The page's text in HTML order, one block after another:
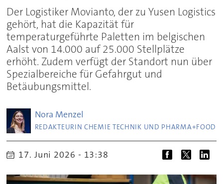
Der Logistiker Movianto, der zu Yusen Logistics
gehört, hat die Kapazität für
temperaturgeführte Paletten im belgischen
Aalst von 14.000 auf 25.000 Stellplätze
erhöht. Zudem verfügt der Standort nun über
Spezialbereiche für Gefahrgut und
Betäubungsmittel.
Nora Menzel
REDAKTEURIN CHEMIE TECHNIK UND PHARMA+FOOD
17. Juni 2026 - 13:38